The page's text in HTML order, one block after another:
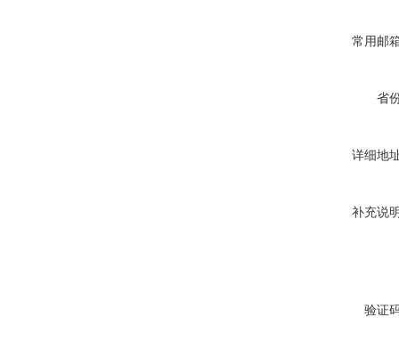
常用邮
省
详细地
补充说
验证